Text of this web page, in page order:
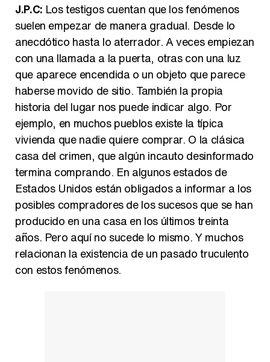
J.P.C: Los testigos cuentan que los fenómenos
suelen empezar de manera gradual. Desde lo
anecdótico hasta lo aterrador. A veces empiezan
con una llamada a la puerta, otras con una luz
que aparece encendida o un objeto que parece
haberse movido de sitio. También la propia
historia del lugar nos puede indicar algo. Por
ejemplo, en muchos pueblos existe la típica
vivienda que nadie quiere comprar. O la clásica
casa del crimen, que algún incauto desinformado
termina comprando. En algunos estados de
Estados Unidos están obligados a informar a los
posibles compradores de los sucesos que se han
producido en una casa en los últimos treinta
años. Pero aquí no sucede lo mismo. Y muchos
relacionan la existencia de un pasado truculento
con estos fenómenos.